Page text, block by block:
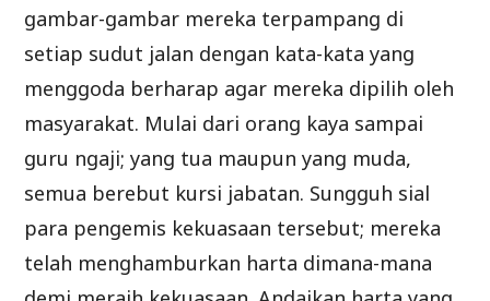
gambar-gambar mereka terpampang di
setiap sudut jalan dengan kata-kata yang
menggoda berharap agar mereka dipilih oleh
masyarakat. Mulai dari orang kaya sampai
guru ngaji; yang tua maupun yang muda,
semua berebut kursi jabatan. Sungguh sial
para pengemis kekuasaan tersebut; mereka
telah menghamburkan harta dimana-mana